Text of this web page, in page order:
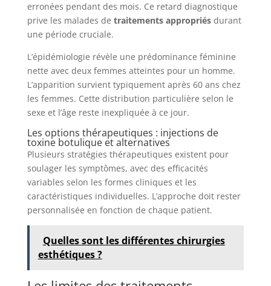
erronées pendant des mois. Ce retard diagnostique
prive les malades de traitements appropriésdurant
une période cruciale.
L’épidémiologie révèle une prédominance féminine
nette avec deux femmes atteintes pour un homme.
L’apparition survient typiquement après 60 ans chez
les femmes. Cette distribution particulière selon le
sexe et l’âge reste inexpliquée à ce jour.
Les options thérapeutiques : injections de
toxine botulique et alternatives
Plusieurs stratégies thérapeutiques existent pour
soulager les symptômes, avec des efficacités
variables selon les formes cliniques et les
caractéristiques individuelles. L’approche doit rester
personnalisée en fonction de chaque patient.
Quelles sont les différentes chirurgies
esthétiques ?